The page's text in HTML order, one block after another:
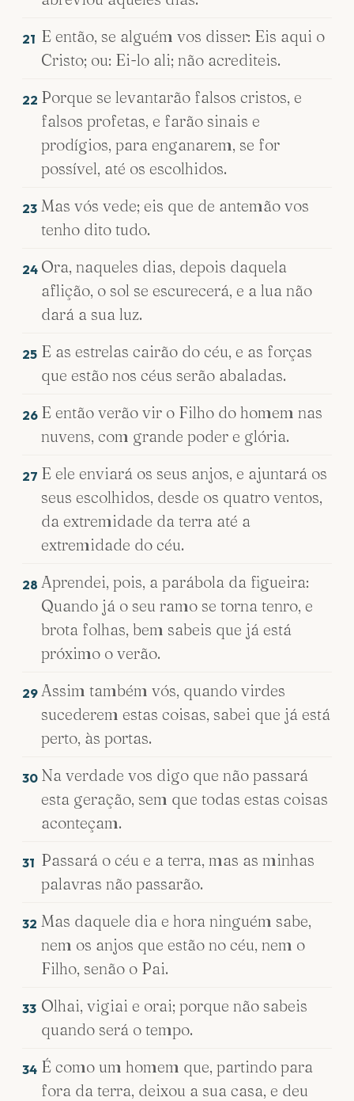
21 E então, se alguém vos disser: Eis aqui o
Cristo; ou: Ei-lo ali; não acrediteis.
22 Porque se levantarão falsos cristos, e
falsos profetas, e farão sinais e
prodígios, para enganarem, se for
possível, até os escolhidos.
23 Mas vós vede; eis que de antemão vos
tenho dito tudo.
24 Ora, naqueles dias, depois daquela
aflição, o sol se escurecerá, e a lua não
dará a sua luz.
25 E as estrelas cairão do céu, e as forças
que estão nos céus serão abaladas.
26 E então verão vir o Filho do homem nas
nuvens, com grande poder e glória.
27 E ele enviará os seus anjos, e ajuntará os
seus escolhidos, desde os quatro ventos,
da extremidade da terra até a
extremidade do céu.
28 Aprendei, pois, a parábola da figueira:
Quando já o seu ramo se torna tenro, e
brota folhas, bem sabeis que já está
próximo o verão.
29 Assim também vós, quando virdes
sucederem estas coisas, sabei que já está
perto, às portas.
30 Na verdade vos digo que não passará
esta geração, sem que todas estas coisas
aconteçam.
31 Passará o céu e a terra, mas as minhas
palavras não passarão.
32 Mas daquele dia e hora ninguém sabe,
nem os anjos que estão no céu, nem o
Filho, senão o Pai.
33 Olhai, vigiai e orai; porque não sabeis
quando será o tempo.
34 É como um homem que, partindo para
fora da terra, deixou a sua casa, e deu